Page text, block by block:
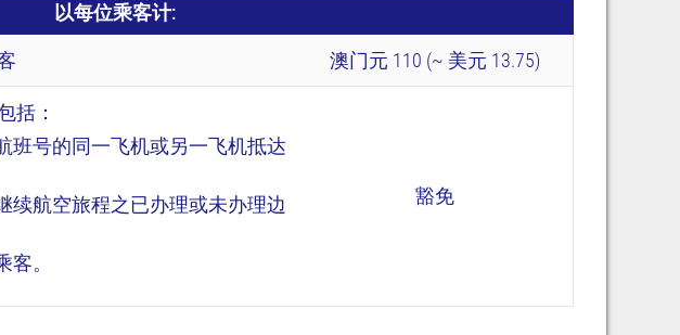
以每位乘客计:
澳门元 110 (~ 美元 13.75)
括：
班号的同一飞机或另一飞机抵达
续航空旅程之已办理或未办理边
。
豁免